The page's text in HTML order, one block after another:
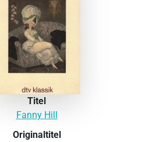
Titel
Fanny Hill
Originaltitel